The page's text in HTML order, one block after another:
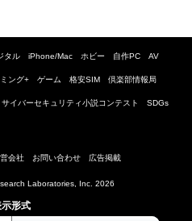
タル iPhone/Mac ホビー 自作PC AV
ング+ ゲーム 格安SIM 倶楽部情報局
サイバーセキュリティ小説コンテスト SDGs
会社 お問い合わせ 広告掲載
Laboratories, Inc. 2026
形式